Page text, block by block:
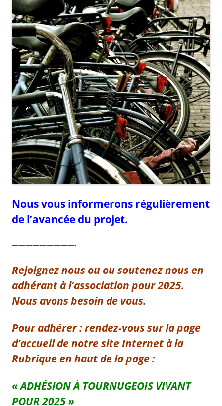
Nous vous informerons régulièrement
de l’avancée du projet.
—————————-
Rejoignez nous ou ou soutenez nous en
adhérant à l’association pour 2025.
Nous avons besoin de vous.
Pour adhérer : rendez-vous sur la page
d’accueil de notre site Internet à la
Rubrique en haut de la page :
« ADHÉSION À TOURNUGEOIS VIVANT
POUR 2025 »